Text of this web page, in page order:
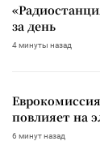
за день
4 минуты назад
повлияет на
6 минут назад